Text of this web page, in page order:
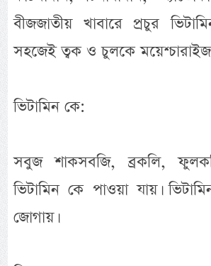
বীজজাতীয় খাবারে প্রচুর
সহজেই ত্বক ও চুলকে ময়েশ্চারাইজ
ভিটামিন কে:
সবুজ শাকসবজি, ব্রকলি,
ভিটামিন কে পাওয়া যায়।
জোগায়।